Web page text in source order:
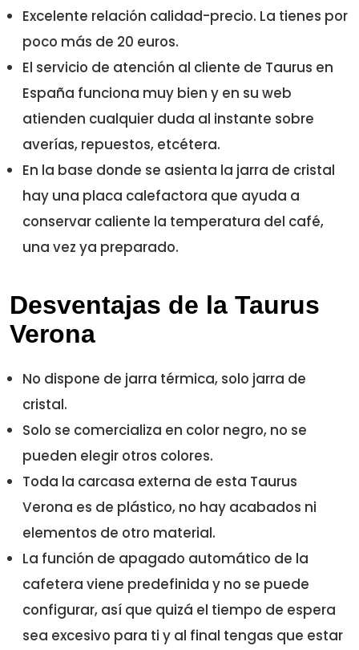
Excelente relación calidad-precio. La tienes por
poco más de 20 euros.
El servicio de atención al cliente de Taurus en
España funciona muy bien y en su web
atienden cualquier duda al instante sobre
averías, repuestos, etcétera.
En la base donde se asienta la jarra de cristal
hay una placa calefactora que ayuda a
conservar caliente la temperatura del café,
una vez ya preparado.
Desventajas de la Taurus
Verona
No dispone de jarra térmica, solo jarra de
cristal.
Solo se comercializa en color negro, no se
pueden elegir otros colores.
Toda la carcasa externa de esta Taurus
Verona es de plástico, no hay acabados ni
elementos de otro material.
La función de apagado automático de la
cafetera viene predefinida y no se puede
configurar, así que quizá el tiempo de espera
sea excesivo para ti y al final tengas que estar